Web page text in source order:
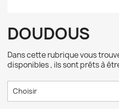
DOUDOUS
Dans cette rubrique vous
disponibles , ils sont prêts à
Choisir